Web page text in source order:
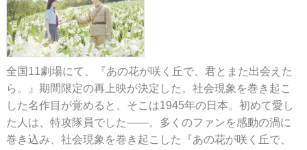
全国11劇場にて、『あの花が咲く丘で、君とまた出会えた
ら。』期間限定の再上映が決定した。社会現象を巻き起こ
した名作目が覚めると、そこは1945年の日本。初めて愛し
た人は、特攻隊員でした――。多くのファンを感動の渦に
巻き込み、社会現象を巻き起こした『あの花が咲く丘で、